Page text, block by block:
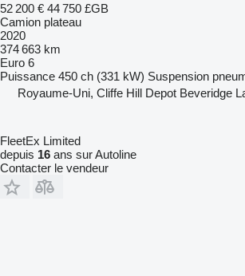
52 200 € 44 750 £GB
Camion plateau
2020
374 663 km
Euro 6
Puissance 450 ch (331 kW) Suspension
Royaume-Uni, Cliffe Hill Depot Beveridge
FleetEx Limited
depuis 16 ans sur Autoline
Contacter le vendeur